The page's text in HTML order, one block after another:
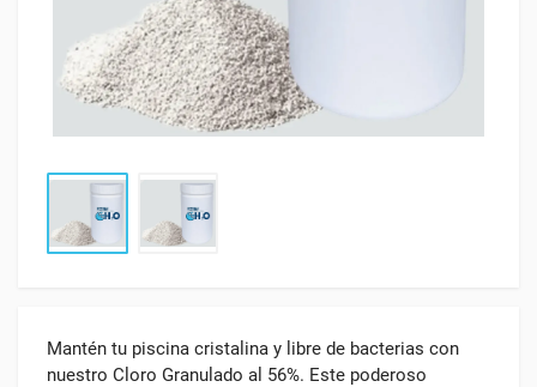
Mantén tu piscina cristalina y libre de bacterias con
nuestro Cloro Granulado al 56%. Este poderoso